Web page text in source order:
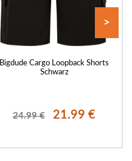
Bigdude Cargo Loopback Shorts
Schwarz
24.99 € 21.99 €
>